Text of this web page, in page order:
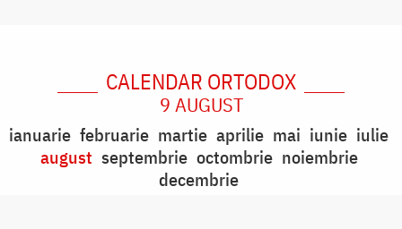
CALENDAR ORTODOX
9 AUGUST
ianuarie februarie martie aprilie mai iunie iulie
august septembrie octombrie noiembrie
decembrie